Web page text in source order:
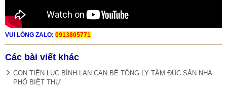
VUI LÒNG ZALO: 0913805771
Các bài viết khác
CON TIỆN LỤC BÌNH LAN CAN BÊ TÔNG LY TÂM ĐÚC SẴN NHÀ
PHỐ BIỆT THỰ